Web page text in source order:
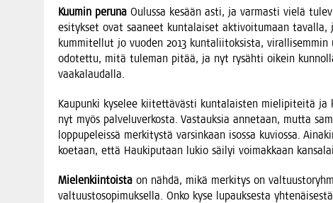
Kuu­min peru­na Oulus­sa kesään asti, ja var­mas­ti vie­lä
esi­tyk­set ovat saa­neet kun­ta­lai­set akti­voi­tu­maan
kum­mi­tel­lut jo vuo­den 2013 kun­ta­lii­tok­sis­ta,
odo­tet­tu, mitä tule­man pitää, ja nyt rysäh­ti oikein
vaakalaudalla.
Kau­pun­ki kyse­lee kii­tet­tä­väs­ti kun­ta­lais­ten mie­li­pi­tei­tä ja
nyt myös pal­ve­lu­ver­kos­ta. Vas­tauk­sia anne­taan, mut­ta
lop­pu­pe­leis­sä mer­ki­tys­tä var­sin­kaan isos­sa kuvios­sa.
koe­taan, että Hau­ki­pu­taan lukio säi­lyi voi­mak­kaan
Mie­len­kiin­tois­ta on näh­dä, mikä mer­ki­tys on
val­tuus­to­so­pi­muk­sel­la. Onko kyse lupauk­ses­ta